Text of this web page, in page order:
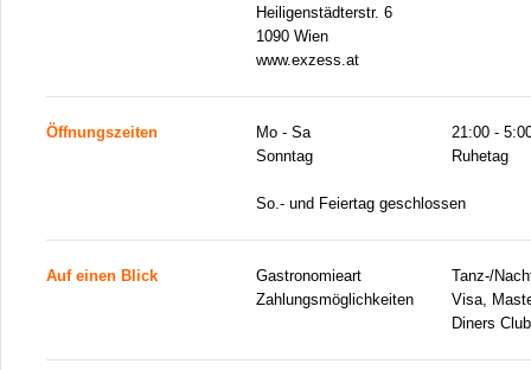
Heiligenstädterstr. 6
1090 Wien
www.exzess.at
Öffnungszeiten Mo - Sa
21:00 -
Sonntag
Ruhetag
So.- und Feiertag geschlossen
Auf einen Blick Gastronomieart
Tanz-/
Zahlungsmöglichkeiten
Visa,
Diners